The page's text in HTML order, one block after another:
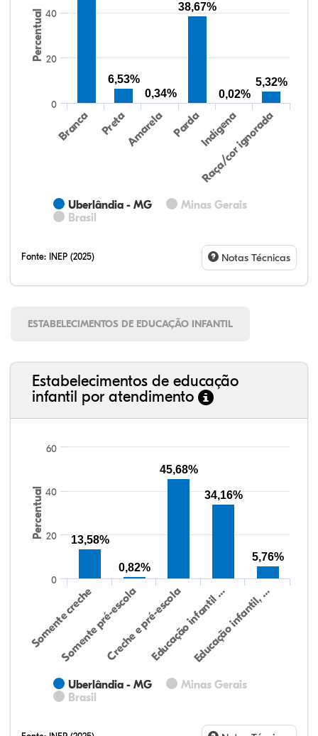
Percentual
Uberlândia - MG
Minas Gerais
Brasil
Branca PretaAmarela PardaIndígena
Raça/cor ignorada
0
20
40
6,53%
0,34%
38,67%
0,02%
5,32%
Fonte: INEP (2025) Notas Técnicas
ESTABELECIMENTOS DE EDUCAÇÃO INFANTIL
Estabelecimentos de educação
infantil por atendimento
Percentual
Uberlândia - MG
Minas Gerais
Brasil
Somente creche
Somente pré-escolaCreche e pré-escolaEducação infantil …Educação infantil, …
0
20
40
60
13,58%
0,82%
45,68%
34,16%
5,76%